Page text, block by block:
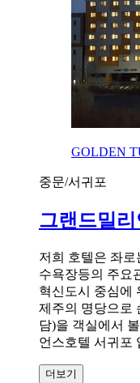
GOLDEN
중문/서귀포
그랜드밀리
저희 호텔은 좌
수욕장등의 주요
혁신도시 중심에
제주의 명당으로
담)을 객실에서
언스호텔 서귀포
더보기